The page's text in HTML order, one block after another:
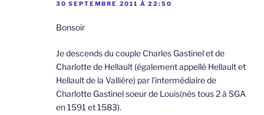
30 SEPTEMBRE 2011 À 22:50
Bonsoir
Je descends du couple Charles Gastinel et de
Charlotte de Hellault (également appellé Hellault et
Hellault de la Vallière) par l’intermédiaire de
Charlotte Gastinel soeur de Louis(nés tous 2 à SGA
en 1591 et 1583).